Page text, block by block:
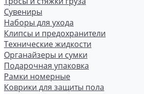
Сувениры
Наборы для ухода
Клипсы и предохранители
Технические жидкости
Органайзеры и сумки
Подарочная упаковка
Рамки номерные
Коврики для защиты пола